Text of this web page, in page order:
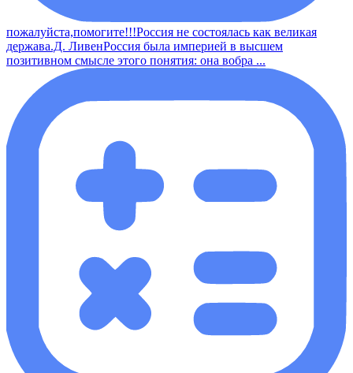
пожалуйста,помогите!!!Россия не состоялась как великая
держава.Д. ЛивенРоссия была империей в высшем
позитивном смысле этого понятия: она вобра ...